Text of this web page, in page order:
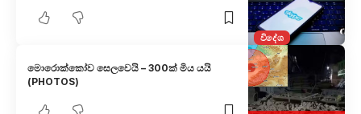
විදේශ
මොරොක්කෝව සෙලවෙයි – 300ක් මිය යයි
(PHOTOS)